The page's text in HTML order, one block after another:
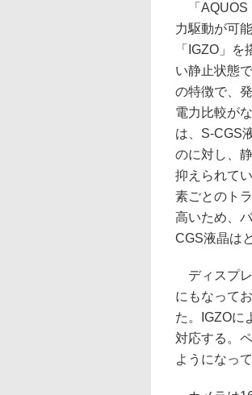
「AQUOS
力駆動が可
「IGZO」
い静止状態
の特徴で、
電力比較が
は、S-CGS
のに対し、
抑えられて
素ごとのト
高いため、
CGS液晶は
ディスプレ
にもなって
た。IGZOに
対応する。
ようになっ